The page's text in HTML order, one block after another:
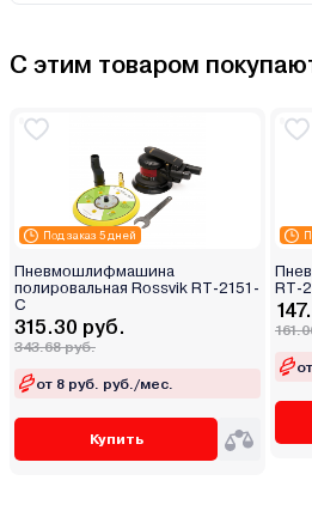
С этим товаром
Под заказ 5 дней
Пневмошлифмашина
полировальная Rossvik RT-2151-
C
315.30 руб.
343.68 руб.
от 8 руб. руб./мес.
Купить
RT-